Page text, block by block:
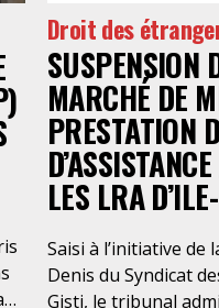
Droit des
SUSPENSION
MARCHÉ DE
PRESTATION
LES LRA
Saisi à l’initiative de
Denis du Syndicat
Gisti, le tribunal